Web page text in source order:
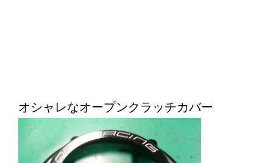
オシャレなオープンクラッチカバー